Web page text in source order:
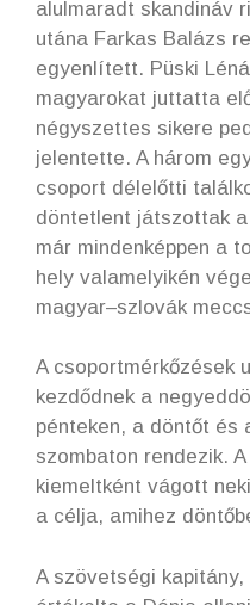
alulmaradt skandináv
utána Farkas Balázs
egyenlített. Püski
magyarokat juttatta
négyszettes sikere
jelentette. A három
csoport délelőtti
döntetlent játszottak
már mindenképpen a
hely valamelyikén
magyar–szlovák
A csoportmérkőzések
kezdődnek a
pénteken, a döntőt és
szombaton rendezik.
kiemeltként vágott
a célja, amihez
A szövetségi